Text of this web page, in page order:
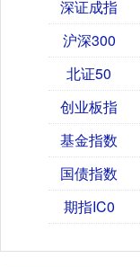
深证成指
沪深300
北证50
创业板指
基金指数
国债指数
期指IC0